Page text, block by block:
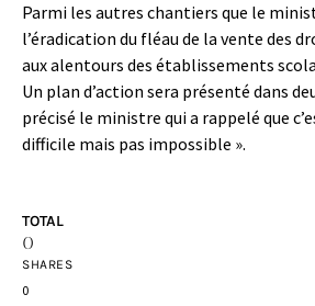
Parmi les autres chantiers que le
l’éradication du fléau de la vente des
aux alentours des établissements
Un plan d’action sera présenté dans
précisé le ministre qui a rappelé que
difficile mais pas impossible ».
TOTAL
0
SHARES
0